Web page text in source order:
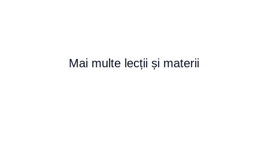
Mai multe lecții și materii